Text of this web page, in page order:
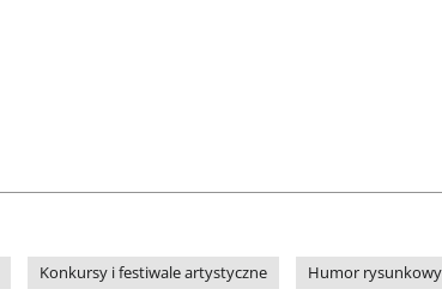
Konkursy i festiwale artystyczne Humor rysunkowy